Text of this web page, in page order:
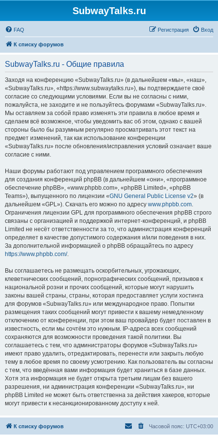
SubwayTalks.ru
FAQ Вход
Регистрация
К списку форумов
SubwayTalks.ru - Общие правила
Заходя на конференцию «SubwayTalks.ru» (в дальнейшем «мы», «наш»,
«SubwayTalks.ru», «https://www.subwaytalks.ru»), вы подтверждаете своё
согласие со следующими условиями. Если вы не согласны с ними,
пожалуйста, не заходите и не пользуйтесь форумами «SubwayTalks.ru».
Мы оставляем за собой право изменять эти правила в любое время и
сделаем всё возможное, чтобы уведомить вас об этом, однако с вашей
стороны было бы разумным регулярно просматривать этот текст на
предмет изменений, так как использование конференции
«SubwayTalks.ru» после обновления/исправления условий означает ваше
согласие с ними.
Наши форумы работают под управлением программного обеспечения
для создания конференций phpBB (в дальнейшем «они», «программное
обеспечение phpBB», «www.phpbb.com», «phpBB Limited», «phpBB
Teams»), выпущенного по лицензии «GNU General Public License v2» (в
дальнейшем «GPL»). Скачать его можно по адресу www.phpbb.com.
Ограничения лицензии GPL для программного обеспечения phpBB строго
связаны с организацией и поддержкой интернет-конференций, и phpBB
Limited не несёт ответственности за то, что администрация конференций
определяет в качестве допустимого содержания и/или поведения в них.
За дополнительной информацией о phpBB обращайтесь по адресу
https://www.phpbb.com/.
Вы соглашаетесь не размещать оскорбительных, угрожающих,
клеветнических сообщений, порнографических сообщений, призывов к
национальной розни и прочих сообщений, которые могут нарушить
законы вашей страны, страны, которая предоставляет услуги хостинга
для форумов «SubwayTalks.ru» или международное право. Попытки
размещения таких сообщений могут привести к вашему немедленному
отключению от конференции, при этом ваш провайдер будет поставлен в
известность, если мы сочтём это нужным. IP-адреса всех сообщений
сохраняются для возможности проведения такой политики. Вы
соглашаетесь с тем, что администраторы форумов «SubwayTalks.ru»
имеют право удалить, отредактировать, перенести или закрыть любую
тему в любое время по своему усмотрению. Как пользователь вы согласны
с тем, что введённая вами информация будет храниться в базе данных.
Хотя эта информация не будет открыта третьим лицам без вашего
разрешения, ни администрация конференции «SubwayTalks.ru», ни
phpBB Limited не может быть ответственна за действия хакеров, которые
могут привести к несанкционированному доступу к ней.
К списку форумов Часовой пояс: UTC+03:00